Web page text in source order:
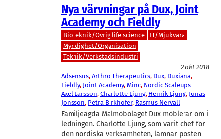
Nya värvningar på Dux, Joint
Academy och Fieldly
Bioteknik/Övrig life science
IT/Mjukvara
Myndighet/Organisation
Teknik/Verkstadsindustri
2 okt 2018
Adsensus, Arthro Therapeutics, Dux, Duxiana
Fieldly, Joint Academy, Minc, Nordic Scaleups
Axel Larsson, Charlotte Ljung, Henrik Ljung, Jonas
Jönsson, Petra Birkhofer, Rasmus Nervall
Familjeägda Malmöbolaget Dux möblerar om i
ledningen. Charlotte Ljung, som varit chef för
den nordiska verksamheten, lämnar posten